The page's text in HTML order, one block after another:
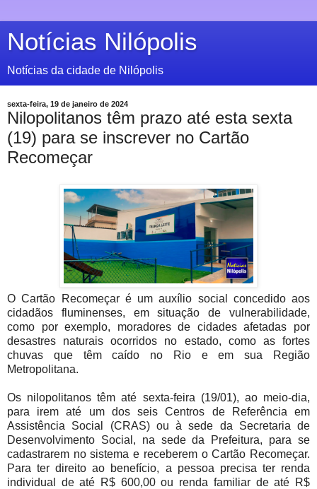
Notícias Nilópolis
Notícias da cidade de Nilópolis
sexta-feira, 19 de janeiro de 2024
Nilopolitanos têm prazo até esta sexta
(19) para se inscrever no Cartão
Recomeçar
O Cartão Recomeçar é um auxílio social concedido aos
cidadãos fluminenses, em situação de vulnerabilidade,
como por exemplo, moradores de cidades afetadas por
desastres naturais ocorridos no estado, como as fortes
chuvas que têm caído no Rio e em sua Região
Metropolitana.
Os nilopolitanos têm até sexta-feira (19/01), ao meio-dia,
para irem até um dos seis Centros de Referência em
Assistência Social (CRAS) ou à sede da Secretaria de
Desenvolvimento Social, na sede da Prefeitura, para se
cadastrarem no sistema e receberem o Cartão Recomeçar.
Para ter direito ao benefício, a pessoa precisa ter renda
individual de até R$ 600,00 ou renda familiar de até R$